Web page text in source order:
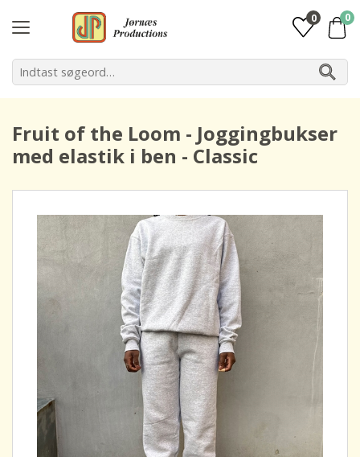
0 0
Fruit of the Loom - Joggingbukser
med elastik i ben - Classic